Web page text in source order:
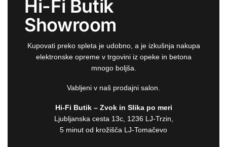
Hi-Fi Butik
Showroom
Kupovati preko spleta je udobno, a je izkušnja nakupa
elektronske opreme v trgovini iz opeke in betona
mnogo boljša.
Vabljeni v naš prodajni salon.
Hi-Fi Butik – Zvok in Slika po meri
Ljubljanska cesta 13c, 1236 LJ-Trzin,
5 minut od krožišča LJ-Tomačevo